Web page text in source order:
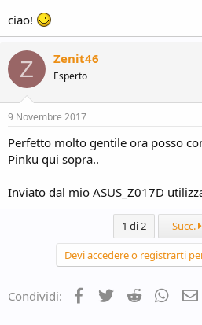
ciao!
Z Zenit46
Esperto
9 Novembre 2017
Perfetto molto gentile ora posso
Pinku qui sopra..
Inviato dal mio ASUS_Z017D
1 di 2 Succ.
Devi accedere o registrarti
Condividi: Facebook
TwitterReddit